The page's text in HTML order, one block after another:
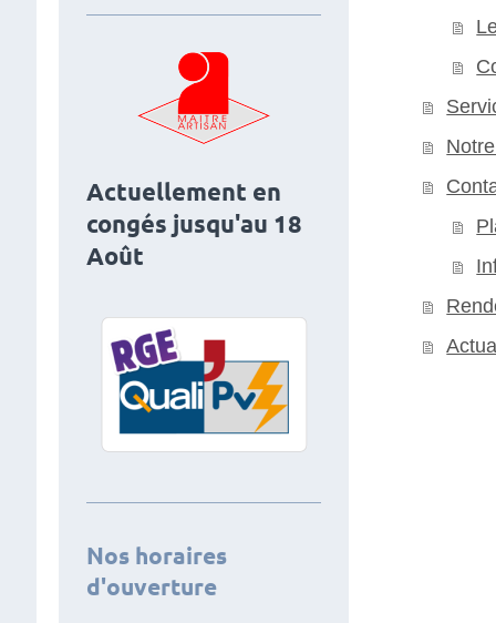
Actuellement en
congés jusqu'au 18
Août
Nos horaires
d'ouverture